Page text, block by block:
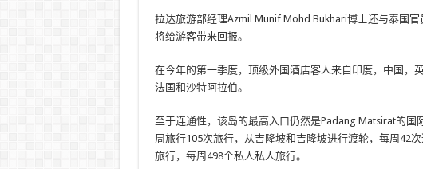
拉达旅游部经理Azmil Munif Mohd Bukhari博士还与泰国
将给游客带来回报。
在今年的第一季度，顶级外国酒店客人来自印度，中国，
法国和沙特阿拉伯。
至于连通性，该岛的最高入口仍然是Padang Matsirat的
周旅行105次旅行，从吉隆坡和吉隆坡进行渡轮，每周42
旅行，每周498个私人私人旅行。